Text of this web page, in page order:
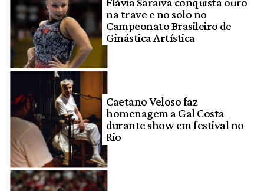
na trave e no solo no
Campeonato Brasileiro de
Ginástica Artística
Caetano Veloso faz
homenagem a Gal Costa
durante show em festival no
Rio